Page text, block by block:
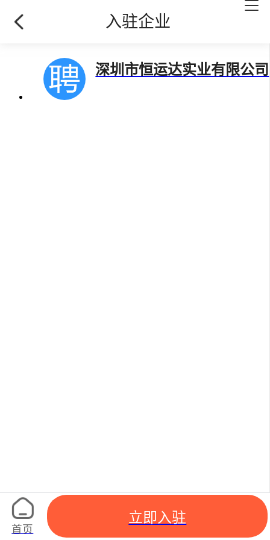
入驻企业
深圳市恒运达实业有限公司
首页
立即入驻